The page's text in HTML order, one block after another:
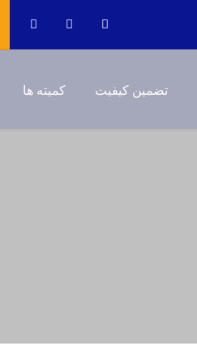
تضمین کیفیت کمیته ها